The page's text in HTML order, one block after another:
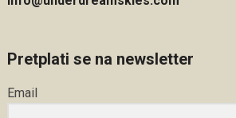
Pretplati se na newsletter
Email